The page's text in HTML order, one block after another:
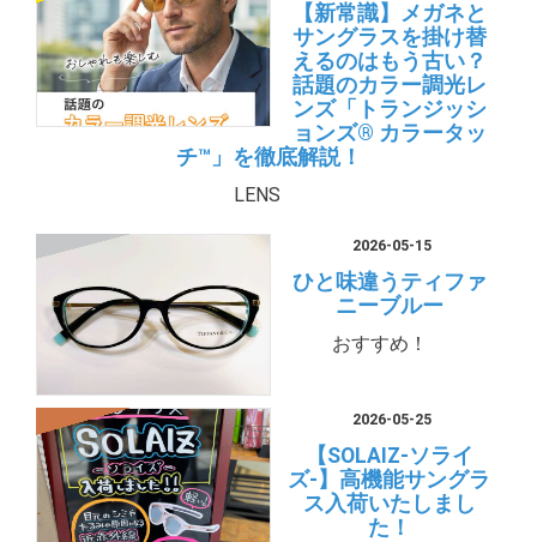
【新常識】メガネと
サングラスを掛け替
えるのはもう古い？
話題のカラー調光レ
ンズ「トランジッシ
ョンズ® カラータッ
チ™」を徹底解説！
LENS
2026-05-15
ひと味違うティファ
ニーブルー
おすすめ！
2026-05-25
【SOLAIZ-ソライ
ズ-】高機能サングラ
ス入荷いたしまし
た！